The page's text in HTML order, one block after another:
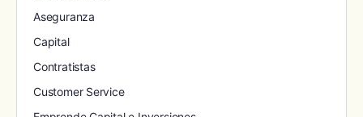
Aseguranza
Capital
Contratistas
Customer Service